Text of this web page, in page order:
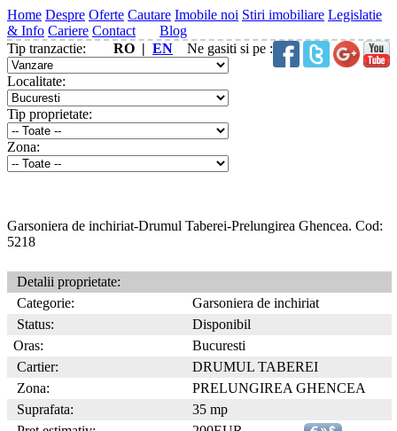
Home Despre Oferte Cautare Imobile noi Stiri imobiliare Legislatie
& Info Cariere Contact
Blog
RO | EN Ne gasiti si pe :
Tip tranzactie:
Localitate:
Tip proprietate:
Zona:
Garsoniera de inchiriat-Drumul Taberei-Prelungirea Ghencea. Cod:
5218
Detalii proprietate:
Categorie:
Garsoniera de inchiriat
Status:
Disponibil
Oras:
Bucuresti
Cartier:
DRUMUL TABEREI
Zona:
PRELUNGIREA GHENCEA
Suprafata:
35 mp